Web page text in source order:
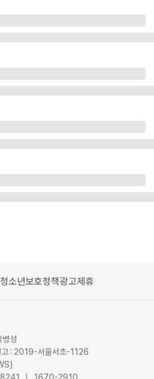
청소년보호정책광고제휴
성
: 2019-서울서초-1126